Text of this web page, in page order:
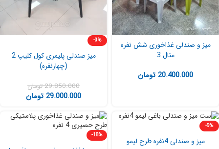
میز و صندلی غذاخوری شش نفره
متال 3
20.400.000 تومان
-3%
میز صندلی پلیمری کول کلیپ 2
(چهارنفره)
29.850.000تومان
29.000.000 تومان
-9%
میز و صندلی 4نفره طرح لیمو
-18%